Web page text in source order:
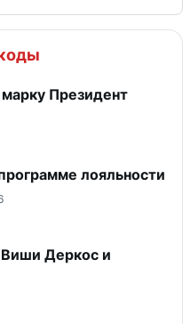
Президент
лояльности
Деркос и